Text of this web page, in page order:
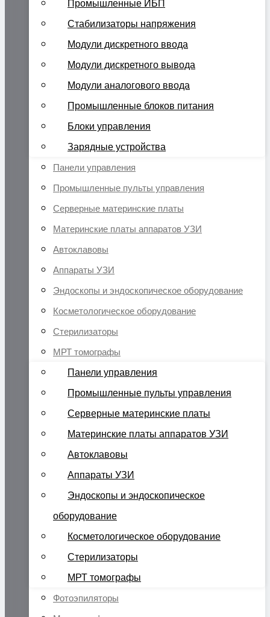
Промышленные ИБП
Стабилизаторы напряжения
Модули дискретного ввода
Модули дискретного вывода
Модули аналогового ввода
Промышленные блоков питания
Блоки управления
Зарядные устройства
Панели управления
Промышленные пульты управления
Серверные материнские платы
Материнские платы аппаратов УЗИ
Автоклавовы
Аппараты УЗИ
Эндоскопы и эндоскопическое оборудование
Косметологическое оборудование
Стерилизаторы
МРТ томографы
Панели управления
Промышленные пульты управления
Серверные материнские платы
Материнские платы аппаратов УЗИ
Автоклавовы
Аппараты УЗИ
Эндоскопы и эндоскопическое
оборудование
Косметологическое оборудование
Стерилизаторы
МРТ томографы
Фотоэпиляторы